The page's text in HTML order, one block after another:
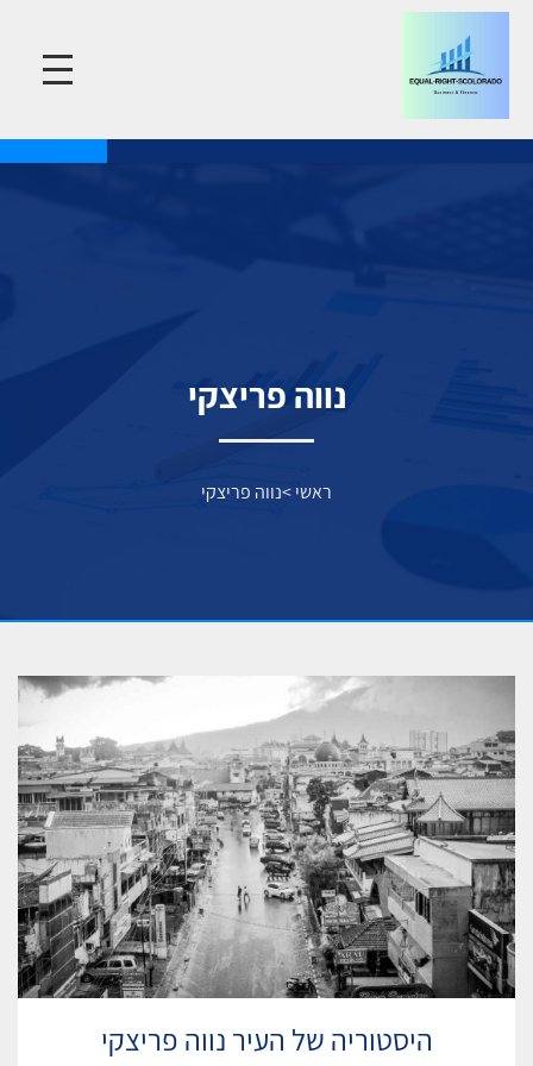
נווה פריצקי
ראשי>נווה פריצקי
היסטוריה של העיר נווה פריצקי